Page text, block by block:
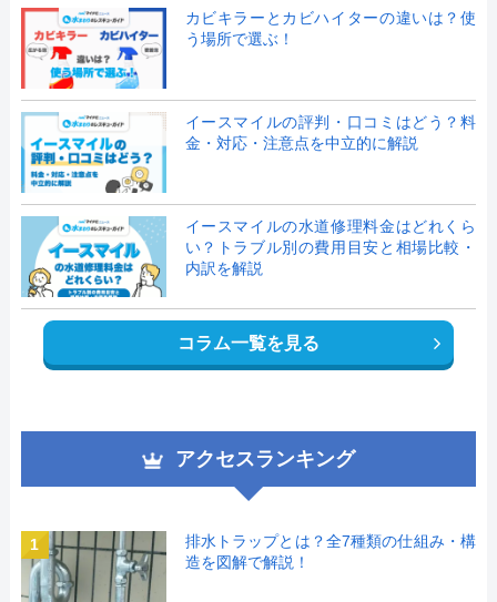
カビキラーとカビハイターの違いは？使
う場所で選ぶ！
イースマイルの評判・口コミはどう？料
金・対応・注意点を中立的に解説
イースマイルの水道修理料金はどれくら
い？トラブル別の費用目安と相場比較・
内訳を解説
コラム一覧を見る
アクセスランキング
1
排水トラップとは？全7種類の仕組み・構
造を図解で解説！